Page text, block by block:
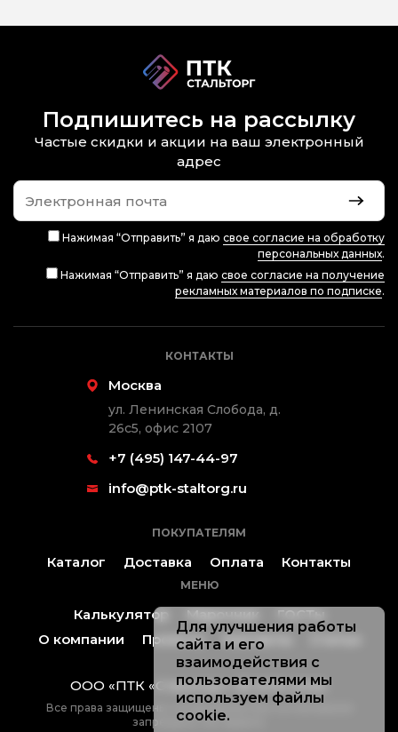
Подпишитесь на рассылку
Частые скидки и акции на ваш электронный
адрес
Нажимая “Отправить” я даю свое согласие на обработку
персональных данных.
Нажимая “Отправить” я даю свое согласие на получение
рекламных материалов по подписке.
КОНТАКТЫ
Москва
ул. Ленинская Слобода, д.
26с5, офис 2107
+7 (495) 147-44-97
info@ptk-staltorg.ru
ПОКУПАТЕЛЯМ
Каталог Доставка Оплата Контакты
МЕНЮ
Калькулятор Марочник
ГОСТы
О компании
Проекты Контакты
ООО «ПТК «Стальторг» ® 2019-2026.
Все права защищены, копирование без согласования
запрещено. Не оферта.
Для улучшения работы
сайта и его
взаимодействия с
пользователями мы
используем файлы
cookie.